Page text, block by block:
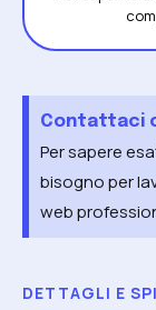
Contattaci
Per sapere
bisogno per
web
DETTAGLI E